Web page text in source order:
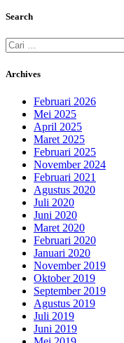
Search
Cari
untuk:
Archives
Februari 2026
Mei 2025
April 2025
Maret 2025
Februari 2025
November 2024
Februari 2021
Agustus 2020
Juli 2020
Juni 2020
Maret 2020
Februari 2020
Januari 2020
November 2019
Oktober 2019
September 2019
Agustus 2019
Juli 2019
Juni 2019